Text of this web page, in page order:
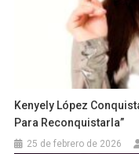
Kenyely López
Para Reconquistarla”
25 de febrero de 2026